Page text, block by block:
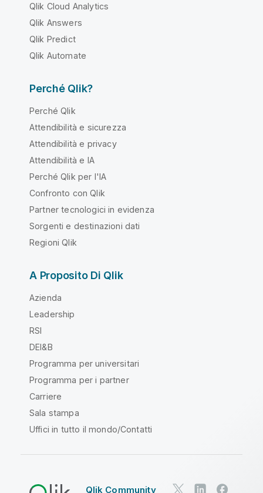
Qlik Cloud Analytics
Qlik Answers
Qlik Predict
Qlik Automate
Perché Qlik?
Perché Qlik
Attendibilità e sicurezza
Attendibilità e privacy
Attendibilità e IA
Perché Qlik per l'IA
Confronto con Qlik
Partner tecnologici in evidenza
Sorgenti e destinazioni dati
Regioni Qlik
A Proposito Di Qlik
Azienda
Leadership
RSI
DEI&B
Programma per universitari
Programma per i partner
Carriere
Sala stampa
Uffici in tutto il mondo/Contatti
Qlik Community